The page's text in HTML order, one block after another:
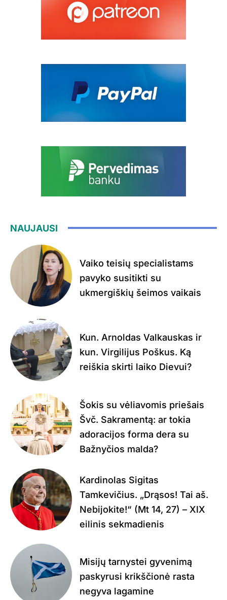
NAUJAUSI
Vaiko teisių specialistams
pavyko susitikti su
ukmergiškių šeimos vaikais
Kun. Arnoldas Valkauskas ir
kun. Virgilijus Poškus. Ką
reiškia skirti laiko Dievui?
Šokis su vėliavomis priešais
Švč. Sakramentą: ar tokia
adoracijos forma dera su
Bažnyčios malda?
Kardinolas Sigitas
Tamkevičius. „Drąsos! Tai aš.
Nebijokite!“ (Mt 14, 27) – XIX
eilinis sekmadienis
Misijų tarnystei gyvenimą
paskyrusi krikščionė rasta
negyva lagamine